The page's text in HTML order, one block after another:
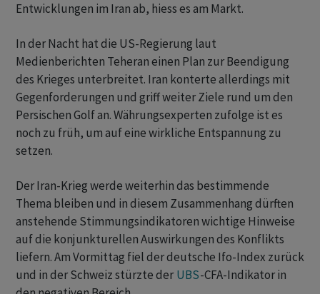
Entwicklungen im Iran ab, hiess es am Markt.
In der Nacht hat die US-Regierung laut
Medienberichten Teheran einen Plan zur Beendigung
des Krieges unterbreitet. Iran konterte allerdings mit
Gegenforderungen und griff weiter Ziele rund um den
Persischen Golf an. Währungsexperten zufolge ist es
noch zu früh, um auf eine wirkliche Entspannung zu
setzen.
Der Iran-Krieg werde weiterhin das bestimmende
Thema bleiben und in diesem Zusammenhang dürften
anstehende Stimmungsindikatoren wichtige Hinweise
auf die konjunkturellen Auswirkungen des Konflikts
liefern. Am Vormittag fiel der deutsche Ifo-Index zurück
und in der Schweiz stürzte der UBS-CFA-Indikator in